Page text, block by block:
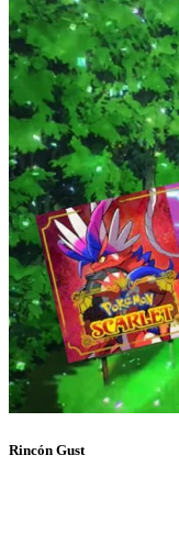
Rincón Gust